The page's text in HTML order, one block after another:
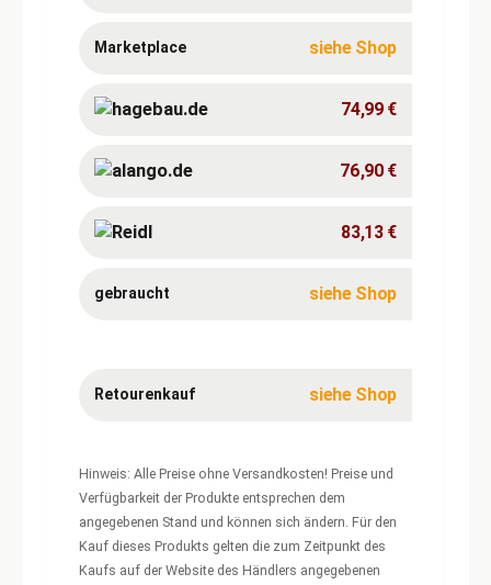
Marketplace siehe Shop
74,99 €
76,90 €
83,13 €
gebraucht siehe Shop
Retourenkauf siehe Shop
Hinweis: Alle Preise ohne Versandkosten! Preise und
Verfügbarkeit der Produkte entsprechen dem
angegebenen Stand und können sich ändern. Für den
Kauf dieses Produkts gelten die zum Zeitpunkt des
Kaufs auf der Website des Händlers angegebenen